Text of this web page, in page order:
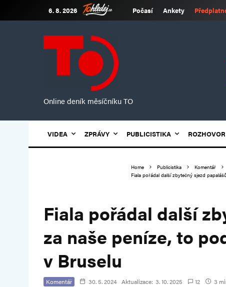
6. 8. 2026 Počasí Ankety
Online deník měsíčníku TO
VIDEA ZPRÁVY PUBLICISTIKA ROZHOVOR
Home Publicistika
Komentář
Fiala pořádal další zbytečný sjezd
Fiala pořádal další
za naše peníze, to
v Bruselu
Komentář 30. 5. 2024 Aktualizace: 3. 10. 2025 12 3